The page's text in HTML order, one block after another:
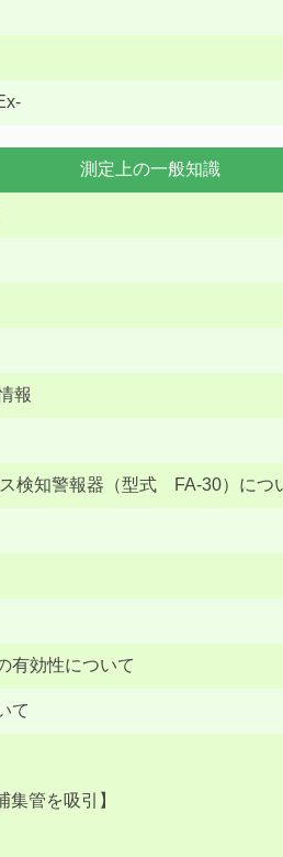
測定上の一般知識
報
検知警報器（型式 FA-30）につ
有効性について
て
管を吸引】